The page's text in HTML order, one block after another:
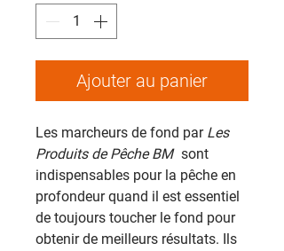
Ajouter au panier
Les marcheurs de fond par Les
Produits de Pêche BM sont
indispensables pour la pêche en
profondeur quand il est essentiel
de toujours toucher le fond pour
obtenir de meilleurs résultats. Ils